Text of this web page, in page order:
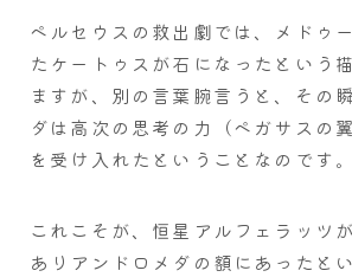
ペルセウスの救出劇では、メドゥ
たケートゥスが石になったという
ますが、別の言葉腕言うと、その
ダは高次の思考の力（ペガサスの
を受け入れたということなのです。
これこそが、恒星アルフェラッツ
ありアンドロメダの額にあったと